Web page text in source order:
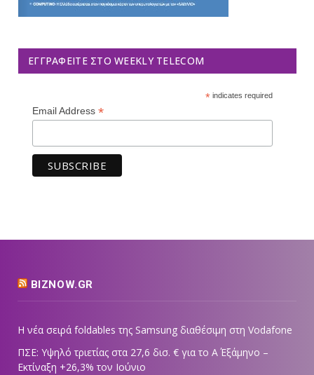
ΕΓΓΡΑΦΕΊΤΕ ΣΤΟ WEEKLY TELECOM
*indicates required
Email Address *
BIZNOW.GR
Η νέα σειρά foldables της Samsung διαθέσιμη στη Vodafone
ΠΣΕ: Υψηλό τριετίας στα 27,6 δισ. € για το Α΄ Εξάμηνο –
Εκτίναξη +26,3% τον Ιούνιο